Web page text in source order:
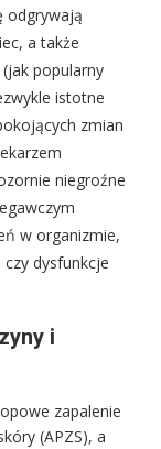
odgrywają
a także
popularny
istotne
zmian
niegroźne
w organizmie,
dysfunkcje
i
zapalenie
(APZS), a